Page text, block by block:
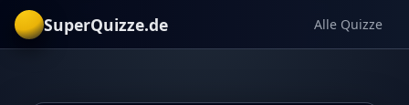
SuperQuizze.de Alle Quizze